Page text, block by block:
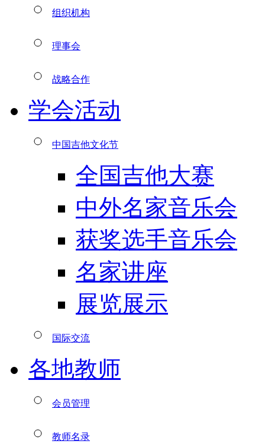
组织机构
理事会
战略合作
学会活动
中国吉他文化节
全国吉他大赛
中外名家音乐会
获奖选手音乐会
名家讲座
展览展示
国际交流
各地教师
会员管理
教师名录